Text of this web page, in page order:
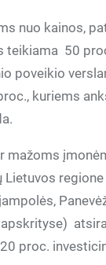
nuo kainos,
teikiama 50
poveikio
kuriems
mažoms
Lietuvos
proc.